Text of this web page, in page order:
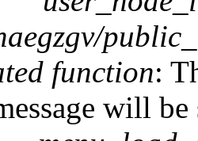
function:
will